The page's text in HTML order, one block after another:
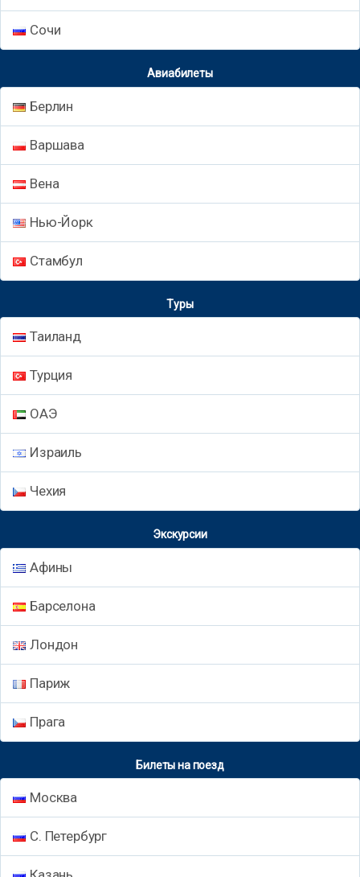
Сочи
Авиабилеты
Берлин
Варшава
Вена
Нью-Йорк
Стамбул
Туры
Таиланд
Турция
ОАЭ
Израиль
Чехия
Экскурсии
Афины
Барселона
Лондон
Париж
Прага
Билеты на поезд
Москва
С. Петербург